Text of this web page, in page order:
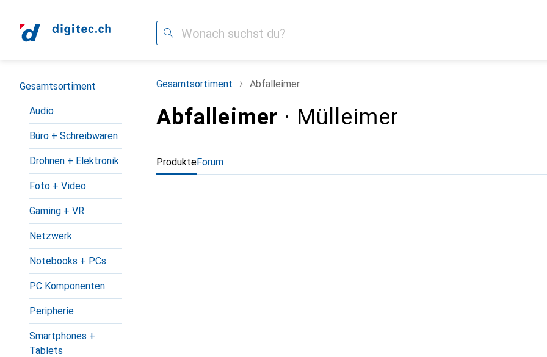
Suche
Navigation nach Kategorien
Gesamtsortiment
Audio
Büro + Schreibwaren
Drohnen + Elektronik
Foto + Video
Gaming + VR
Netzwerk
Notebooks + PCs
PC Komponenten
Peripherie
Smartphones +
Tablets
Gesamtsortiment Abfalleimer
Abfalleimer · Mülleimer
ProdukteForum